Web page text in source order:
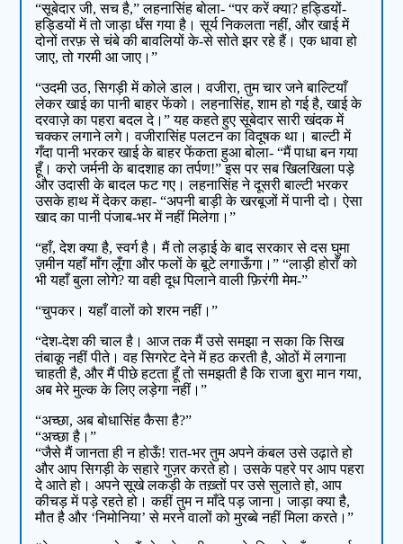
“सूबेदार जी, सच है,” लहनासिंह बोला- “पर करें क्या? हड्डियों-
हड्डियों में तो जाड़ा धँस गया है। सूर्य निकलता नहीं, और खाई में
दोनों तरफ़ से चंबे की बावलियों के-से सोते झर रहे हैं। एक धावा हो
जाए, तो गरमी आ जाए।”
“उदमी उठ, सिगड़ी में कोले डाल। वजीरा, तुम चार जने बाल्टियाँ
लेकर खाई का पानी बाहर फेंको। लहनासिंह, शाम हो गई है, खाई के
दरवाज़े का पहरा बदल दे।” यह कहते हुए सूबेदार सारी खंदक में
चक्कर लगाने लगे। वजीरासिंह पलटन का विदूषक था। बाल्टी में
गँदा पानी भरकर खाई के बाहर फेंकता हुआ बोला- “मैं पाधा बन गया
हूँ। करो जर्मनी के बादशाह का तर्पण!” इस पर सब खिलखिला पड़े
और उदासी के बादल फट गए। लहनासिंह ने दूसरी बाल्टी भरकर
उसके हाथ में देकर कहा- “अपनी बाड़ी के खरबूजों में पानी दो। ऐसा
खाद का पानी पंजाब-भर में नहीं मिलेगा।”
“हाँ, देश क्या है, स्वर्ग है। मैं तो लड़ाई के बाद सरकार से दस घुमा
ज़मीन यहाँ माँग लूँगा और फलों के बूटे लगाऊँगा।” “लाड़ी होराँ को
भी यहाँ बुला लोगे? या वही दूध पिलाने वाली फ़िरंगी मेम-”
“चुपकर। यहाँ वालों को शरम नहीं।”
“देश-देश की चाल है। आज तक मैं उसे समझा न सका कि सिख
तंबाकू नहीं पीते। वह सिगरेट देने में हठ करती है, ओठों में लगाना
चाहती है, और मैं पीछे हटता हूँ तो समझती है कि राजा बुरा मान गया,
अब मेरे मुल्क के लिए लड़ेगा नहीं।”
“अच्छा, अब बोधासिंह कैसा है?”
“अच्छा है।”
“जैसे मैं जानता ही न होऊँ! रात-भर तुम अपने कंबल उसे उढ़ाते हो
और आप सिगड़ी के सहारे गुज़र करते हो। उसके पहरे पर आप पहरा
दे आते हो। अपने सूखे लकड़ी के तख़्तों पर उसे सुलाते हो, आप
कीचड़ में पड़े रहते हो। कहीं तुम न माँदे पड़ जाना। जाड़ा क्या है,
मौत है और ‘निमोनिया’ से मरने वालों को मुरब्बे नहीं मिला करते।”